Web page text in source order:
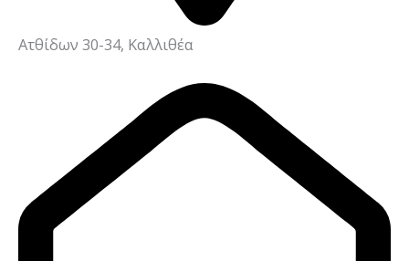
Ατθίδων 30-34, Καλλιθέα